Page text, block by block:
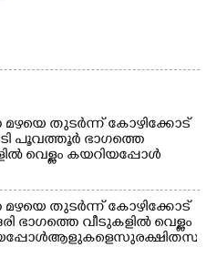
തുടർന്ന് കോഴിക്കോട്
പൂവത്തൂർ ഭാഗത്തെ
വെള്ളം കയറിയപ്പോൾ
തുടർന്ന് കോഴിക്കോട്
ഭാഗത്തെ വീടുകളിൽ വെള്ളം
ആളുകളെ സുരക്ഷിത